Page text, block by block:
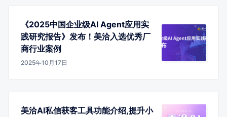
《2025中国企业级AI Agent应用实
践研究报告》发布！美洽入选优秀厂
商行业案例
2025年10月17日
美洽AI私信获客工具功能介绍,提升小